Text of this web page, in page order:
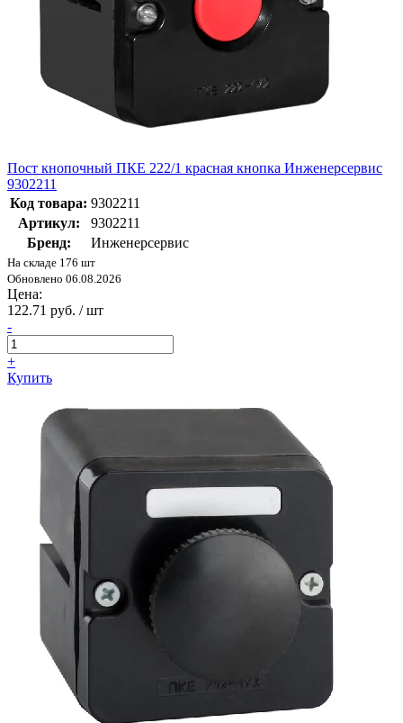
Пост кнопочный ПКЕ 222/1 красная кнопка Инженерсервис
9302211
Код товара: 9302211
Артикул:
9302211
Бренд:
Инженерсервис
На складе 176 шт
Обновлено 06.08.2026
Цена:
122.71 руб. / шт
-
+
Купить